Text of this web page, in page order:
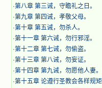
·第八章 第三诫，守瞻礼之日。
·第九章 第四诫，孝敬父母。
·第十章 第五诫，勿杀人。
·第十一章 第六诫，勿行邪淫。
·第十二章 第七诫，勿偷盗。
·第十三章 第八诫，勿妄证。
·第十四章 第九诫，勿愿他人妻
·第十五章 论遵行圣教会各样规矩